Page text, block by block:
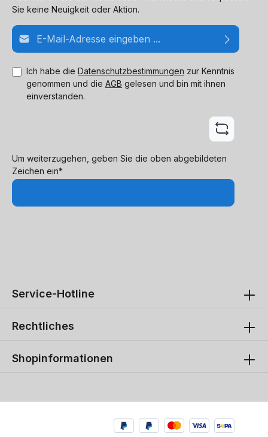
Sie keine Neuigkeit oder Aktion.
E-Mail-Adresse*
Ich habe die Datenschutzbestimmungen zur Kenntnis
genommen und die AGB gelesen und bin mit ihnen
einverstanden.
Um weiterzugehen, geben Sie die oben abgebildeten
Zeichen ein*
Service-Hotline
Rechtliches
Shopinformationen